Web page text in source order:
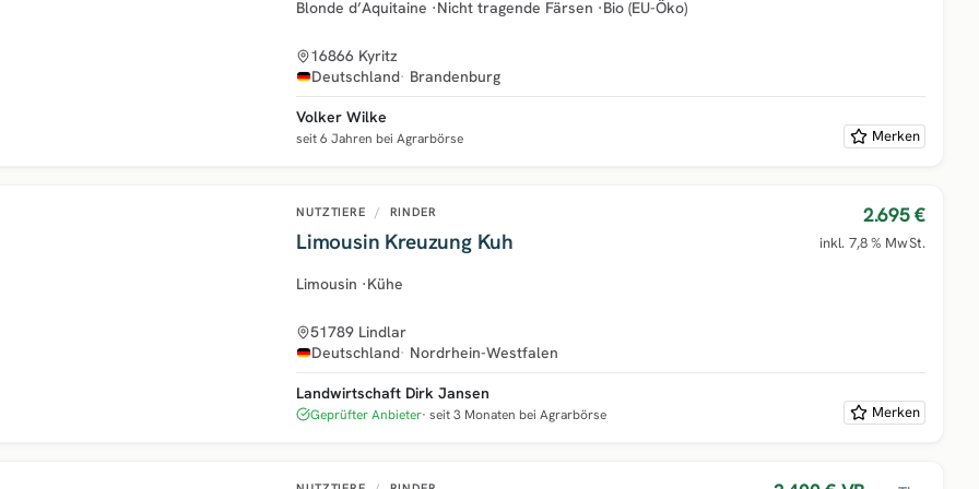
Blonde d’Aquitaine ·Nicht tragende Färsen ·Bio (EU-Öko)
16866 Kyritz
Deutschland Brandenburg
Volker Wilke
seit 6 Jahren bei Agrarbörse Merken
NUTZTIERE / RINDER
Limousin Kreuzung Kuh
2.695 €
inkl. 7,8 % MwSt.
Limousin ·Kühe
51789 Lindlar
Deutschland Nordrhein-Westfalen
Landwirtschaft Dirk Jansen
Geprüfter Anbieter seit 3 Monaten bei Agrarbörse Merken